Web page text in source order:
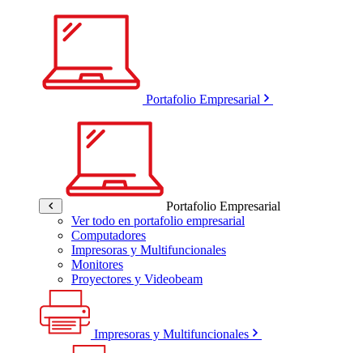
Portafolio Empresarial
Portafolio Empresarial
Ver todo en portafolio empresarial
Computadores
Impresoras y Multifuncionales
Monitores
Proyectores y Videobeam
Impresoras y Multifuncionales